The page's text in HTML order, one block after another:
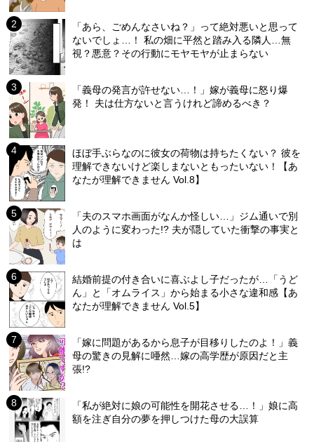
「あら、ごめんなさいね？」って絶対悪いと思って
ないでしょ…！ 私の畑に平然と踏み入る隣人…無
視？悪意？その行動にモヤモヤが止まらない
「義母の発言が許せない…！」嫁が義母に怒り爆
発！ 夫は仕方ないと言うけれど諦めるべき？
ほぼ手ぶらなのに彼女の荷物は持ちたくない？ 彼を
理解できないけど楽しまないともったいない！【あ
なたが理解できません Vol.8】
「夫のスマホ画面がなんか怪しい…」ジム通いで別
人のように変わった!? 夫が隠していた衝撃の事実と
は
結婚前提の付き合いに喜ぶよし子だったが…「うど
ん」と「オムライス」から始まる小さな違和感【あ
なたが理解できません Vol.5】
「嫁に問題があるから息子が目移りしたのよ！」義
母の驚きの見解に唖然…嫁の高学歴が原因だと主
張!?
「私が絶対に娘の可能性を開花させる…！」娘に高
額を注ぎ自分の夢を押しつけた母の大誤算